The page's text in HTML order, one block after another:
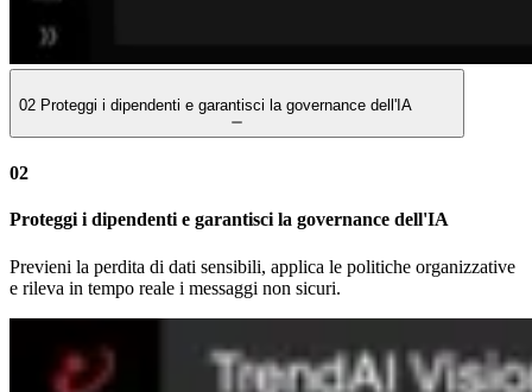
02 Proteggi i dipendenti e garantisci la governance dell'IA
02
Proteggi i dipendenti e garantisci la governance dell'IA
Previeni la perdita di dati sensibili, applica le politiche organizzative
e rileva in tempo reale i messaggi non sicuri.